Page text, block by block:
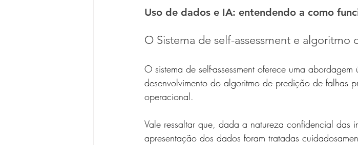
Uso de dados e IA: entendendo a como
O Sistema de self-assessment e algoritmo
O sistema de self-assessment oferece uma
desenvolvimento do algoritmo de predição de falhas
operacional.
Vale ressaltar que, dada a natureza confidencial das
apresentação dos dados foram tratadas